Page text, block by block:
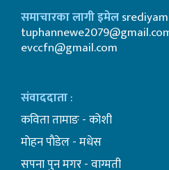
समाचारका लागी इमेल
evccfn@gmail.com
संवाददाता:
कविता तामाङ - कोशी
माेहन पाैडेल - मधेस
सपना पुन मगर - वाग्मती